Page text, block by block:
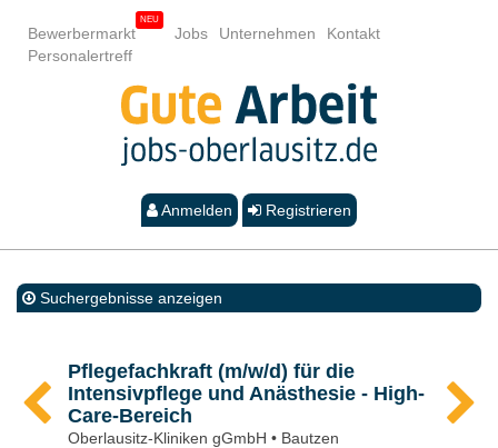
Bewerbermarkt Jobs Unternehmen
Kontakt
Personalertreff
Anmelden Registrieren
Suchergebnisse anzeigen
Pflegefachkraft (m/w/d) für die
Intensivpflege und Anästhesie - High-
Care-Bereich
Oberlausitz-Kliniken gGmbH • Bautzen